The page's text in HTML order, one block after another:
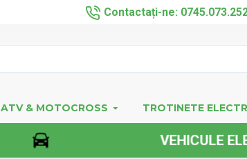
Contactați-ne:
ATV & MOTOCROSS TROTINETE
VEHICULE